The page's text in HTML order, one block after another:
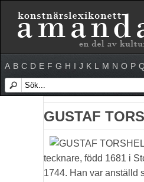
A B C D E F G H I J K L M N O P
GUSTAF
tecknare, född 1681 i
1744. Han var anställd